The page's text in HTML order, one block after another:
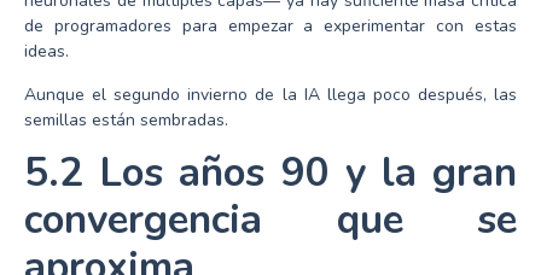
de programadores para empezar a experimentar con estas
ideas.
Aunque el segundo invierno de la IA llega poco después, las
semillas están sembradas.
5.2 Los años 90 y la gran
convergencia que se